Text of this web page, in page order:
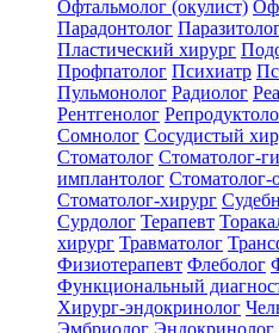
Офтальмолог (окулист)
Парадонтолог
Пластический хирург
Профпатолог Психиатр
Пульмонолог Радиолог
Рентгенолог
Сомнолог Сосудистый
Стоматолог Стоматолог-
имплантолог Стоматолог-
Стоматолог-хирург
Сурдолог Терапевт
хирург Травматолог
Физиотерапевт Флеболог
Функциональный
Хирург-эндокринолог
Эмбриолог Эндокринолог